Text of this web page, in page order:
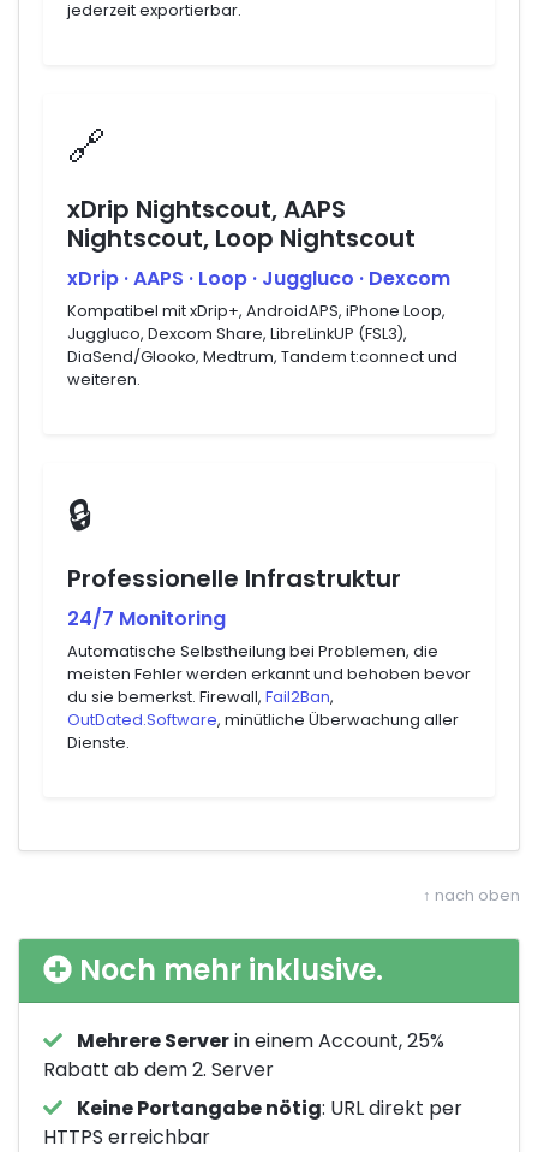
jederzeit exportierbar.
🔗
xDrip Nightscout, AAPS
Nightscout, Loop Nightscout
xDrip · AAPS · Loop · Juggluco · Dexcom
Kompatibel mit xDrip+, AndroidAPS, iPhone Loop,
Juggluco, Dexcom Share, LibreLinkUP (FSL3),
DiaSend/Glooko, Medtrum, Tandem t:connect und
weiteren.
🔒
Professionelle Infrastruktur
24/7 Monitoring
Automatische Selbstheilung bei Problemen, die
meisten Fehler werden erkannt und behoben bevor
du sie bemerkst. Firewall, Fail2Ban,
OutDated.Software, minütliche Überwachung aller
Dienste.
↑ nach oben
Noch mehr inklusive.
Mehrere Serverin einem Account, 25%
Rabatt ab dem 2. Server
Keine Portangabe nötig: URL direkt per
HTTPS erreichbar